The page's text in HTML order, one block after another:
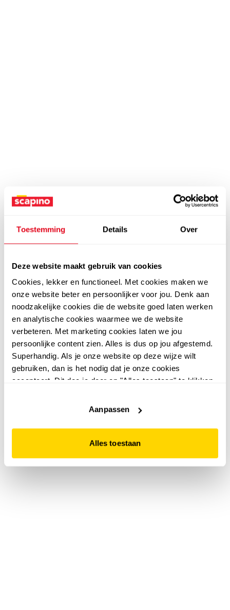
Toestemming Details Over
Deze website maakt gebruik van cookies
Cookies, lekker en functioneel. Met cookies maken we
onze website beter en persoonlijker voor jou. Denk aan
noodzakelijke cookies die de website goed laten werken
en analytische cookies waarmee we de website
verbeteren. Met marketing cookies laten we jou
persoonlijke content zien. Alles is dus op jou afgestemd.
Superhandig. Als je onze website op deze wijze wilt
gebruiken, dan is het nodig dat je onze cookies
accepteert. Dit doe je door op "Alles toestaan" te klikken.
website niet optimaal functioneert.
Aanpassen
Alles toestaan